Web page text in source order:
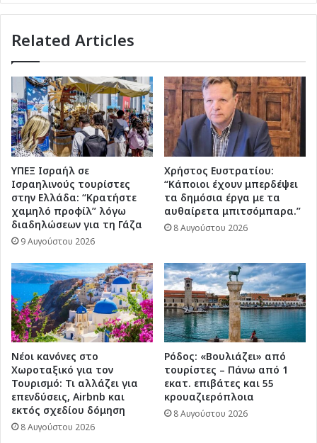
πολλά
ενδιαφέροντα.
Related Articles
ΥΠΕΞ Ισραήλ σε
Ισραηλινούς τουρίστες
στην Ελλάδα: “Κρατήστε
χαμηλό προφίλ” λόγω
διαδηλώσεων για τη Γάζα
9 Αυγούστου 2026
Χρήστος Ευστρατίου:
“Κάποιοι έχουν μπερδέψει
τα δημόσια έργα με τα
αυθαίρετα μπιτσόμπαρα.”
8 Αυγούστου 2026
Νέοι κανόνες στο
Χωροταξικό για τον
Τουρισμό: Τι αλλάζει για
επενδύσεις, Airbnb και
εκτός σχεδίου δόμηση
8 Αυγούστου 2026
Ρόδος: «Βουλιάζει» από
τουρίστες – Πάνω από 1
εκατ. επιβάτες και 55
κρουαζιερόπλοια
8 Αυγούστου 2026